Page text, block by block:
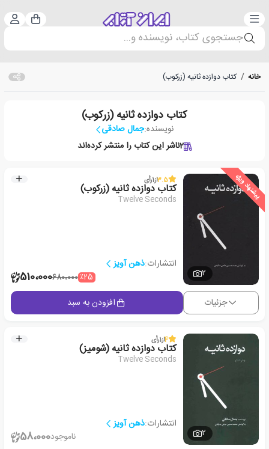
دسته‌بندی سبد
جستجوی کتاب، نویسنده و...
خانه / کتاب دوازده ثانیه (زرکوب)
کتاب دوازده ثانیه (زرکوب)
نویسنده:جمال صادقی
2ناشر این کتاب را منتشر کرده‌اند
پیشنهاد ویژه
2
3.5از1رأی
کتاب دوازده ثانیه (زرکوب)
Twelve Seconds
انتشارات:ذهن آویز
٪25680،000510،000
جزئیات افزودن به سبد
2
4از1رأی
کتاب دوازده ثانیه (شومیز)
Twelve Seconds
انتشارات:ذهن آویز
ناموجود58،000